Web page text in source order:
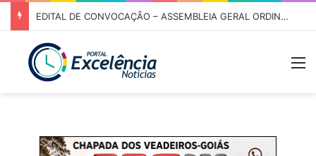
EDITAL DE CONVOCAÇÃO – ASSEMBLEIA GERAL ORDINÁRIA 01/2026 – ASSOCIAÇÃO DOS CORREDORES DE NIQUELÂNDIA (ACN)